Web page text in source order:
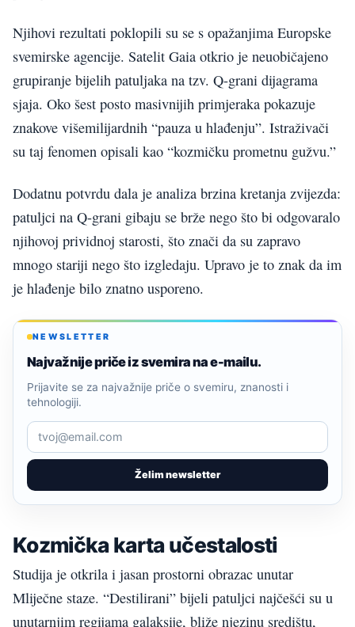
Njihovi rezultati poklopili su se s opažanjima Europske
svemirske agencije. Satelit Gaia otkrio je neuobičajeno
grupiranje bijelih patuljaka na tzv. Q-grani dijagrama
sjaja. Oko šest posto masivnijih primjeraka pokazuje
znakove višemilijardnih “pauza u hlađenju”. Istraživači
su taj fenomen opisali kao “kozmičku prometnu gužvu.”
Dodatnu potvrdu dala je analiza brzina kretanja zvijezda:
patuljci na Q-grani gibaju se brže nego što bi odgovaralo
njihovoj prividnoj starosti, što znači da su zapravo
mnogo stariji nego što izgledaju. Upravo je to znak da im
je hlađenje bilo znatno usporeno.
NEWSLETTER
Najvažnije priče iz svemira na e-mailu.
Želim newsletter
Prijavite se za najvažnije priče o svemiru, znanosti i
tehnologiji.
Kozmička karta učestalosti
Studija je otkrila i jasan prostorni obrazac unutar
Mliječne staze. “Destilirani” bijeli patuljci najčešći su u
unutarnjim regijama galaksije, bliže njezinu središtu,